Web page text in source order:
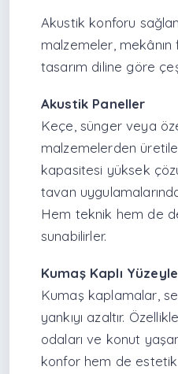
Akustik konforu
malzemeler,
tasarım diline göre
Akustik Paneller
Keçe, sünger veya
malzemelerden
kapasitesi yüksek
tavan
Hem teknik hem de
sunabilirler.
Kumaş Kaplı
Kumaş kaplamalar,
yankıyı azaltır.
odaları ve konut
konfor hem de estetik